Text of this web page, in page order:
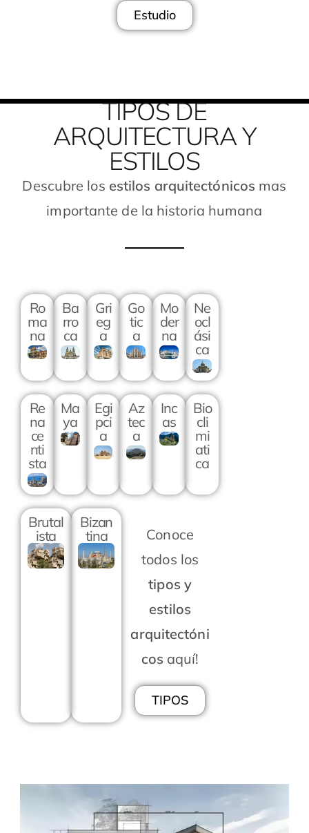
Estudio
TIPOS DE
ARQUITECTURA Y
ESTILOS
Descubre los estilos arquitectónicos mas
importante de la historia humana
Ro
ma
na
Ba
rro
ca
Gri
eg
a
Go
tic
a
Mo
der
na
Ne
ocl
ási
ca
Re
na
ce
nti
sta
Ma
ya
Egi
pci
a
Az
tec
a
Inc
as
Bio
cli
mi
ati
ca
Brutal
ista
Bizan
tina
Conoce
todos los
tipos y
estilos
arquitectóni
cos aquí!
TIPOS